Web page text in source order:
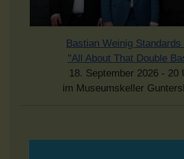
Bastian Weinig Standards
"All About That Double
18. September 2026 - 20
im Museumskeller